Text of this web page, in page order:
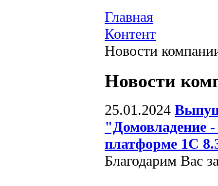
Главная
Контент
Новости
Новости
25.01.2024
"Домовладение
платформе 1С
Благодарим Вас